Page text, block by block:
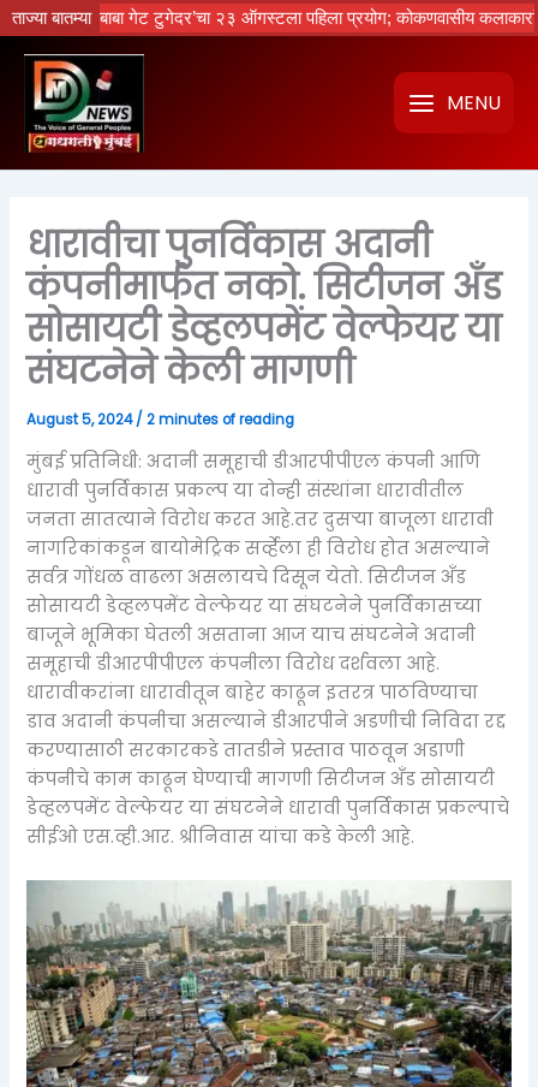
ताज्या बातम्या
रे बाबा गेट टुगेदर’चा २३ ऑगस्टला पहिला प्रयोग; कोकणवासीय कलाकारांची धमाल
Skip
to
content
MENU
धारावीचा पुनर्विकास अदानी
कंपनीमार्फत नको. सिटीजन अँड
सोसायटी डेव्हलपमेंट वेल्फेयर या
संघटनेने केली मागणी
August 5, 2024/2 minutes of reading
मुंबई प्रतिनिधी: अदानी समूहाची डीआरपीपीएल कंपनी आणि
धारावी पुनर्विकास प्रकल्प या दोन्ही संस्थांना धारावीतील
जनता सातत्याने विरोध करत आहे.तर दुसर्‍या बाजूला धारावी
नागरिकांकडून बायोमेट्रिक सर्व्हेला ही विरोध होत असल्याने
सर्वत्र गोंधळ वाढला असलायचे दिसून येतो. सिटीजन अँड
सोसायटी डेव्हलपमेंट वेल्फेयर या संघटनेने पुनर्विकासच्या
बाजूने भूमिका घेतली असताना आज याच संघटनेने अदानी
समूहाची डीआरपीपीएल कंपनीला विरोध दर्शवला आहे.
धारावीकरांना धारावीतून बाहेर काढून इतरत्र पाठविण्याचा
डाव अदानी कंपनीचा असल्याने डीआरपीने अडणीची निविदा रद्द
करण्यासाठी सरकारकडे तातडीने प्रस्ताव पाठवून अडाणी
कंपनीचे काम काढून घेण्याची मागणी सिटीजन अँड सोसायटी
डेव्हलपमेंट वेल्फेयर या संघटनेने धारावी पुनर्विकास प्रकल्पाचे
सीईओ एस.व्ही.आर. श्रीनिवास यांचा कडे केली आहे.